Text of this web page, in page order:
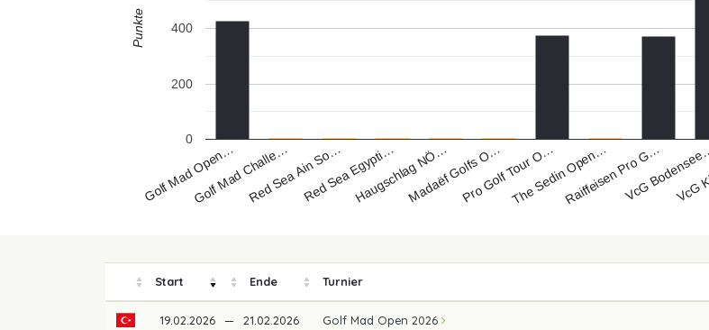
Golf Mad Open…
Golf Mad Challe…Red Sea Ain So…Red Sea Egypti…Haugschlag NÖ…Madaëf Golfs O…Pro Golf Tour O…The Sedin Open…Raiffeisen Pro G…
VcG
0
200
400
Punkte
Start Ende Turnier
19.02.2026 — 21.02.2026 Golf Mad Open 2026